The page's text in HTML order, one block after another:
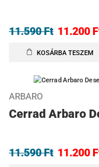
11.590Ft 11.200
KOSÁRBA TESZEM
AKCIÓ
ARBARO
Cerrad Arbaro
11.590Ft 11.200